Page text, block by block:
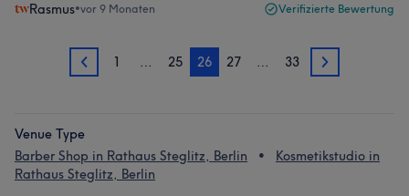
Rasmus•vor 9 Monaten Verifizierte Bewertung
25 1 … 25 26 27 … 33 27
Venue Type
Barber Shop in Rathaus Steglitz, Berlin
Kosmetikstudio in
Rathaus Steglitz, Berlin